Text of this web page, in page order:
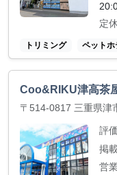
定
トリミング ペットホ
Coo&RIKU津高茶
〒514-0817 三重県津
評価
掲載
営